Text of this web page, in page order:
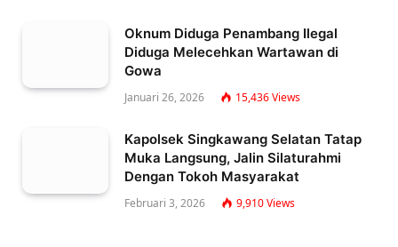
Oknum Diduga Penambang Ilegal
Diduga Melecehkan Wartawan di
Gowa
Januari 26, 2026 15,436Views
Kapolsek Singkawang Selatan Tatap
Muka Langsung, Jalin Silaturahmi
Dengan Tokoh Masyarakat
Februari 3, 2026 9,910Views